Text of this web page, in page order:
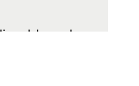
del soporte